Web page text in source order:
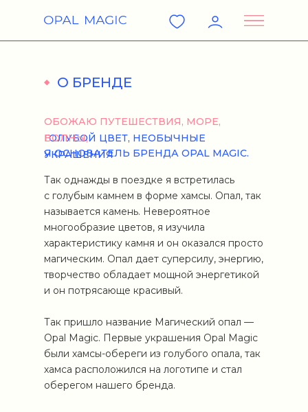
О БРЕНДЕ
Я ОСНОВАТЕЛЬ БРЕНДА OPAL MAGIC.
ГОЛУБОЙ ЦВЕТ, НЕОБЫЧНЫЕ
УКРАШЕНИЯ
ОБОЖАЮ ПУТЕШЕСТВИЯ, МОРЕ,
ВОЛНЫ,
Так однажды в поездке я встретилась
с голубым камнем в форме хамсы. Опал, так
называется камень. Невероятное
многообразие цветов, я изучила
характеристику камня и он оказался просто
магическим. Опал дает суперсилу, энергию,
творчество обладает мощной энергетикой
и он потрясающе красивый.
Так пришло название Магический опал —
Opal Magic. Первые украшения Opal Magic
были хамсы-обереги из голубого опала, так
хамса расположился на логотипе и стал
оберегом нашего бренда.